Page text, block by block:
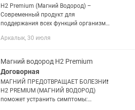
Н2 Premium (Магний Водород) –
Современный продукт для
поддержания всех функций организма.
(функция разжижения крови).
действия Н2 были...
Аркалык, 30 июля
Магний водород H2 Premium
Договорная
МАГНИЙ ПРЕДОТВРАЩАЕТ БОЛЕЗНИ❗️
H2 PREMIUM (МАГНИЙ ВОДОРОД)
поможет устранить симптомы: